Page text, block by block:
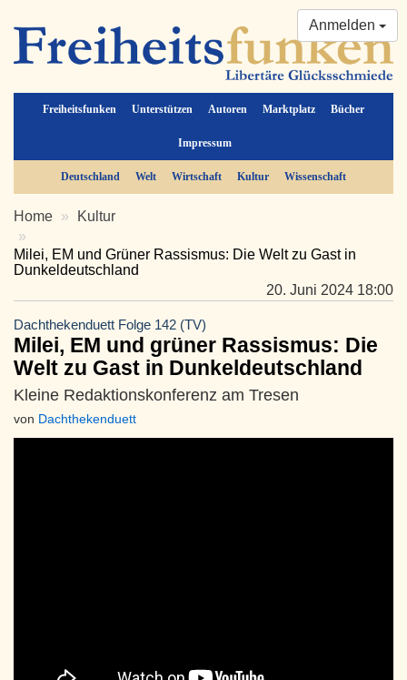
Freiheitsfunken Unterstützen Autoren Marktplatz Bücher
Impressum
Anmelden
Deutschland Welt Wirtschaft Kultur Wissenschaft
Home Kultur
Milei, EM und Grüner Rassismus: Die Welt zu Gast in
Dunkeldeutschland
20. Juni 2024 18:00
Dachthekenduett Folge 142 (TV)
Milei, EM und grüner Rassismus: Die
Welt zu Gast in Dunkeldeutschland
Kleine Redaktionskonferenz am Tresen
von Dachthekenduett